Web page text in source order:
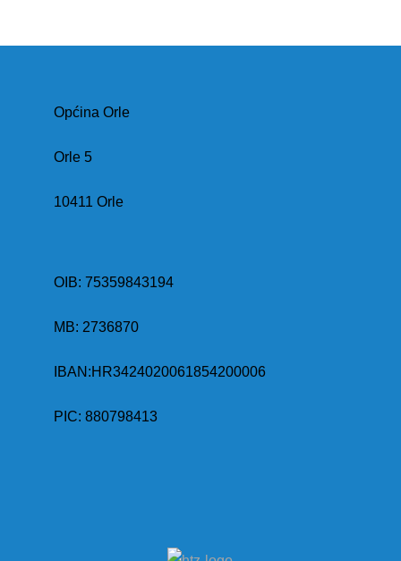
Općina Orle
Orle 5
10411 Orle
OIB: 75359843194
MB: 2736870
IBAN:HR3424020061854200006
PIC: 880798413